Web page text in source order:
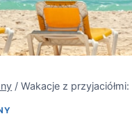
/ Wakacje z